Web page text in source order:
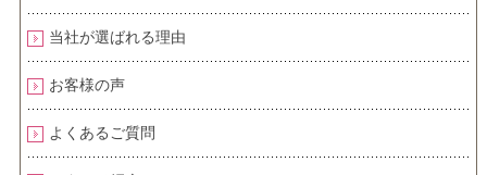
当社が選ばれる理由
お客様の声
よくあるご質問